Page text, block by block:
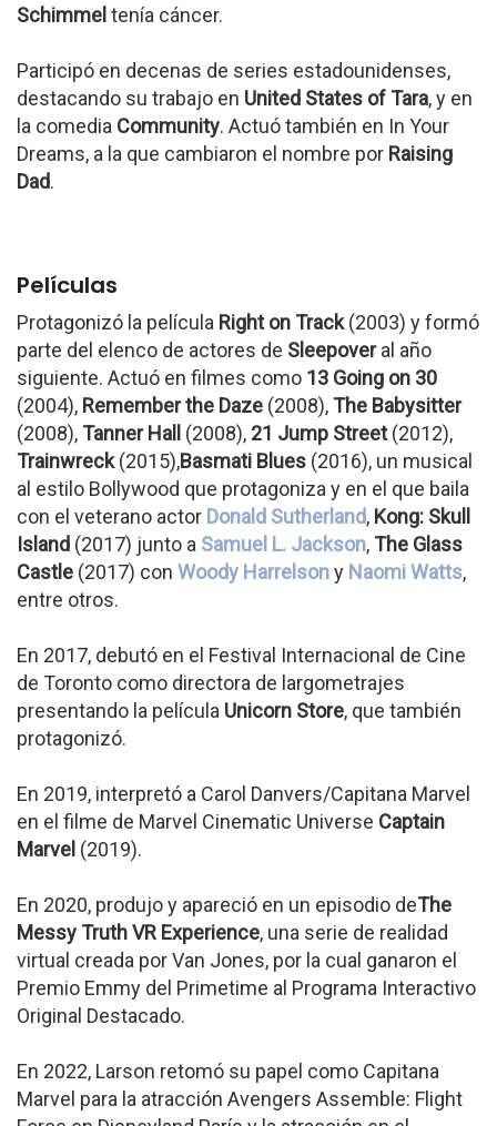
Schimmel tenía cáncer.
Participó en decenas de series estadounidenses,
destacando su trabajo en United States of Tara, y en
la comedia Community. Actuó también en In Your
Dreams, a la que cambiaron el nombre por Raising
Dad.
Películas
Protagonizó la película Right on Track(2003) y formó
parte del elenco de actores de Sleepoveral año
siguiente. Actuó en filmes como 13 Going on 30
(2004), Remember the Daze (2008), The Babysitter
(2008), Tanner Hall (2008), 21 Jump Street(2012),
Trainwreck(2015),Basmati Blues (2016), un musical
al estilo Bollywood que protagoniza y en el que baila
con el veterano actor Donald Sutherland, Kong: Skull
Island (2017) junto a Samuel L. Jackson, The Glass
Castle (2017) con Woody Harrelsony Naomi Watts,
entre otros.
En 2017, debutó en el Festival Internacional de Cine
de Toronto como directora de largometrajes
presentando la película Unicorn Store, que también
protagonizó.
En 2019, interpretó a Carol Danvers/Capitana Marvel
en el filme de Marvel Cinematic Universe Captain
Marvel (2019).
En 2020, produjo y apareció en un episodio deThe
Messy Truth VR Experience, una serie de realidad
virtual creada por Van Jones, por la cual ganaron el
Premio Emmy del Primetime al Programa Interactivo
Original Destacado.
En 2022, Larson retomó su papel como Capitana
Marvel para la atracción Avengers Assemble: Flight